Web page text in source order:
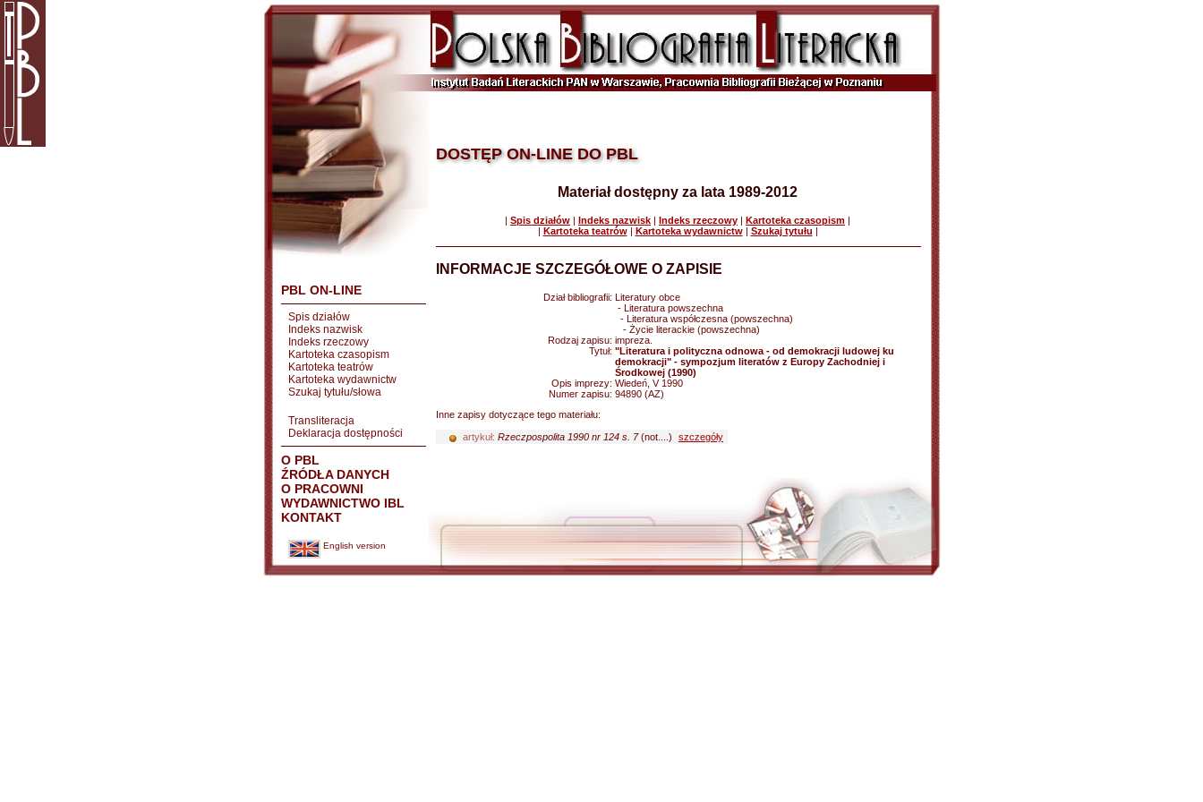
PBL ON-LINE
Spis działów
Indeks nazwisk
Indeks rzeczowy
Kartoteka czasopism
Kartoteka teatrów
Kartoteka wydawnictw
Szukaj tytułu/słowa
Transliteracja
Deklaracja dostępności
O PBL
ŹRÓDŁA DANYCH
O PRACOWNI
WYDAWNICTWO IBL
KONTAKT
English version
DOSTĘP ON-LINE DO PBL
Materiał dostępny za lata 1989-2012
| Spis działów | Indeks nazwisk | Indeks rzeczowy | Kartoteka czasopism |
| Kartoteka teatrów| Kartoteka wydawnictw| Szukaj tytułu |
INFORMACJE SZCZEGÓŁOWE O ZAPISIE
Dział bibliografii: Literatury obce
- Literatura powszechna
- Literatura współczesna (powszechna)
- Życie literackie (powszechna)
Rodzaj zapisu: impreza.
Tytuł: "Literatura i polityczna odnowa - od demokracji ludowej ku
demokracji" - sympozjum literatów z Europy Zachodniej i
Środkowej (1990)
Opis imprezy: Wiedeń, V 1990
Numer zapisu: 94890 (AZ)
Inne zapisy dotyczące tego materiału:
artykuł: Rzeczpospolita 1990 nr 124 s. 7(not....) szczegóły